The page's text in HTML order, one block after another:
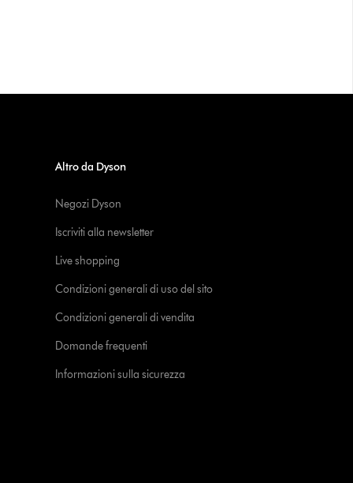
Altro da Dyson
Negozi Dyson
Iscriviti alla newsletter
Live shopping
Condizioni generali di uso del sito
Condizioni generali di vendita
Domande frequenti
Informazioni sulla sicurezza